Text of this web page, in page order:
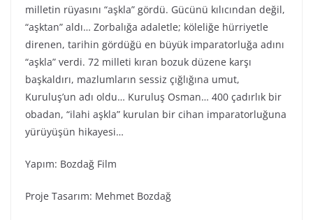
milletin rüyasını “aşkla” gördü. Gücünü kılıcından değil,
“aşktan” aldı… Zorbalığa adaletle; köleliğe hürriyetle
direnen, tarihin gördüğü en büyük imparatorluğa adını
“aşkla” verdi. 72 milleti kıran bozuk düzene karşı
başkaldırı, mazlumların sessiz çığlığına umut,
Kuruluş’un adı oldu… Kuruluş Osman… 400 çadırlık bir
obadan, “ilahi aşkla” kurulan bir cihan imparatorluğuna
yürüyüşün hikayesi…
Yapım: Bozdağ Fi̇lm
Proje Tasarım: Mehmet Bozdağ